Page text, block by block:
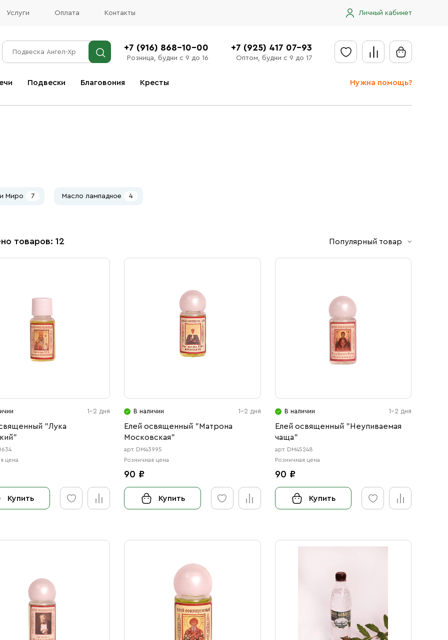
Услуги Оплата Контакты Личный кабинет
+7 (916) 868-10-00
Розница, будни с 9 до 16
+7 (925) 417 07-93
Оптом, будни с 9 до 17
Подвески Благовония Кресты Нужна помощь?
Отправить заявку
Миро 7 Масло лампадное 4
товаров: 12 Популярный товар
1-2 дня
"Лука
цена
Купить
В наличии 1-2 дня
Елей освященный "Матрона
Московская"
арт. DM43995
Розничная цена
90 ₽
Купить
В наличии 1-2 дня
Елей освященный "Неупиваемая
чаща"
арт. DM45248
Розничная цена
90 ₽
Купить